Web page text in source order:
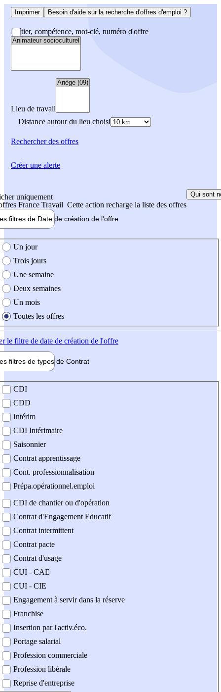
Imprimer Besoin d'aide sur la recherche d'offres d'emploi ?
Métier, compétence, mot-clé, numéro d'offre
Lieu de travail
Distance autour du lieu choisi
Rechercherdes offres
uniquement
France Travail Cette action recharge la liste des offres
Qui sont
filtres de Date de création de l'offre
création de l'offre
Un jour
Trois jours
Une semaine
Deux semaines
Un mois
Toutes les offres
le filtre de date de création de l'offre
filtres de types de Contrat
contrat
CDI
CDD
Intérim
CDI Intérimaire
Saisonnier
Contrat apprentissage
Cont. professionnalisation
Prépa.opérationnel.emploi
CDI de chantier ou d'opération
Contrat d'Engagement Educatif
Contrat intermittent
Contrat pacte
Contrat d'usage
CUI - CAE
CUI - CIE
Engagement à servir dans la réserve
Franchise
Insertion par l'activ.éco.
Portage salarial
Profession commerciale
Profession libérale
Reprise d'entreprise
Créer une alerte